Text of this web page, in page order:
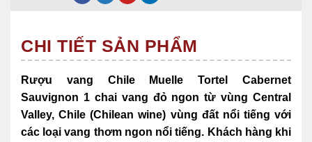
CHI TIẾT SẢN PHẨM
Rượu vang Chile Muelle Tortel Cabernet
Sauvignon 1 chai vang đỏ ngon từ vùng Central
Valley, Chile (Chilean wine) vùng đất nổi tiếng với
các loại vang thơm ngon nổi tiếng. Khách hàng khi